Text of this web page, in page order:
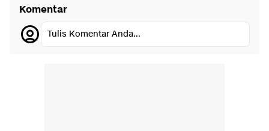
Komentar
Tulis Komentar Anda...